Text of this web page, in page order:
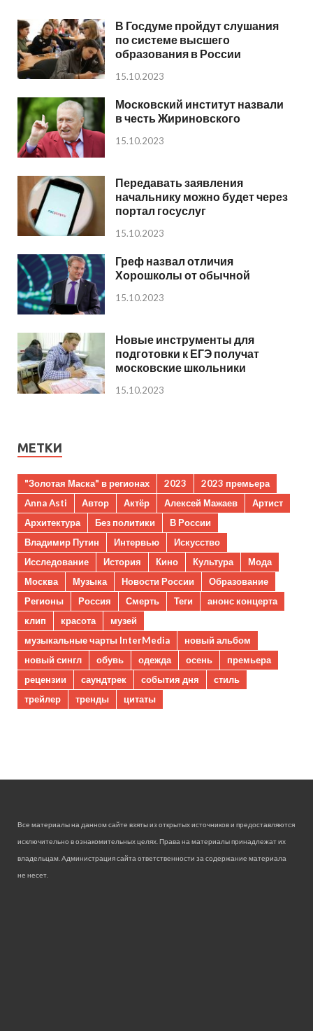
В Госдуме пройдут слушания
по системе высшего
образования в России
15.10.2023
Московский институт назвали
в честь Жириновского
15.10.2023
Передавать заявления
начальнику можно будет через
портал госуслуг
15.10.2023
Греф назвал отличия
Хорошколы от обычной
15.10.2023
Новые инструменты для
подготовки к ЕГЭ получат
московские школьники
15.10.2023
МЕТКИ
"Золотая Маска" в регионах 2023
2023 премьера
Anna Asti
Автор Актёр Алексей Мажаев
Артист
Архитектура
Без политики
В России
Владимир Путин
Интервью
Искусство
Исследование
История Кино Культура
Мода
Москва
Музыка Новости России
Образование
Регионы
Россия Смерть Теги
анонс концерта
клип
красота
музей
музыкальные чарты InterMedia
новый альбом
новый сингл
обувь одежда осень
премьера
рецензии
саундтрек события дня
стиль
трейлер
тренды цитаты
Все материалы на данном сайте взяты из открытых источников и предоставляются
исключительно в ознакомительных целях. Права на материалы принадлежат их
владельцам. Администрация сайта ответственности за содержание материала
не несет.